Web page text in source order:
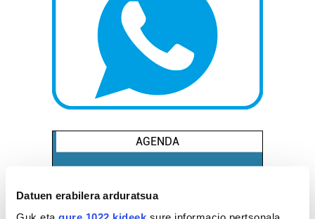
Datuen erabilera arduratsua
AGENDA
AL. AR. AZ. OG.